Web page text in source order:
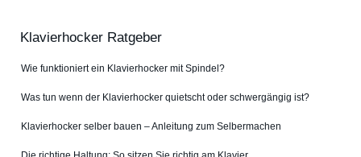
Klavierhocker Ratgeber
Wie funktioniert ein Klavierhocker mit Spindel?
Was tun wenn der Klavierhocker quietscht oder schwergängig ist?
Klavierhocker selber bauen – Anleitung zum Selbermachen